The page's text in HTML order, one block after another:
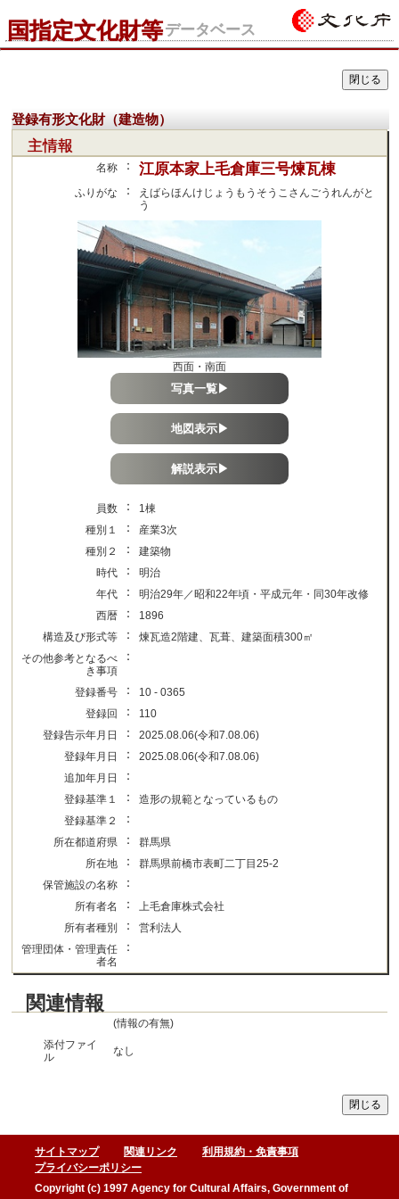
国指定文化財等データベース
登録有形文化財（建造物）
主情報
名称 ： 江原本家上毛倉庫三号煉瓦棟
ふりがな ：
えばらほんけじょうもうそうこさんごうれんがと
う
西面・南面
写真一覧▶
地図表示▶
解説表示▶
員数 ：
1棟
種別１
：
産業3次
種別２
：
建築物
時代
：
明治
年代
：
明治29年／昭和22年頃・平成元年・同30年改修
西暦
：
1896
構造及び形式等
：
煉瓦造2階建、瓦葺、建築面積300㎡
その他参考となるべ
き事項
：
登録番号 ：
10 - 0365
登録回
：
110
登録告示年月日
：
2025.08.06(令和7.08.06)
登録年月日
：
2025.08.06(令和7.08.06)
追加年月日
：
登録基準１ ：
造形の規範となっているもの
登録基準２
：
所在都道府県 ：
群馬県
所在地
：
群馬県前橋市表町二丁目25-2
保管施設の名称
：
所有者名 ：
上毛倉庫株式会社
所有者種別
：
営利法人
管理団体・管理責任
者名
：
関連情報
(情報の有無)
添付ファイ
ル
なし
サイトマップ 関連リンク
利用規約・免責事項
プライバシーポリシー
Copyright (c) 1997 Agency for Cultural Affairs, Government of